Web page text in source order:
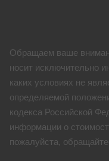
Обращаем ваше
носит исключительно
каких условиях не
определяемой
кодекса Российской
информации о
пожалуйста,